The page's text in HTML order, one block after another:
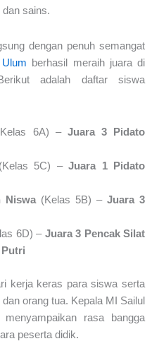
sains.
dengan penuh semangat
berhasil meraih juara di
adalah daftar siswa
6A) – Juara 3 Pidato
5C) – Juara 1 Pidato
Niswa (Kelas 5B) – Juara 3
6D) – Juara 3 Pencak Silat
kerja keras para siswa serta
orang tua. Kepala MI Sailul
rasa bangga
peserta didik.